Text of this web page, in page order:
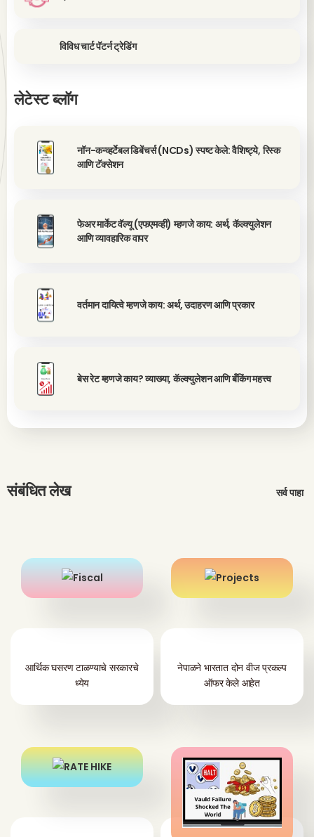
विविध चार्ट पॅटर्न ट्रेडिंग
लेटेस्ट ब्लॉग
नॉन-कन्व्हर्टेबल डिबेंचर्स (NCDs) स्पष्ट केले: वैशिष्ट्ये, रिस्क
आणि टॅक्सेशन
फेअर मार्केट वॅल्यू (एफएमव्ही) म्हणजे काय: अर्थ, कॅल्क्युलेशन
आणि व्यावहारिक वापर
वर्तमान दायित्वे म्हणजे काय: अर्थ, उदाहरण आणि प्रकार
बेस रेट म्हणजे काय? व्याख्या, कॅल्क्युलेशन आणि बँकिंग महत्त्व
संबंधित लेख सर्व पाहा
आर्थिक घसरण टाळण्याचे सरकारचे
ध्येय
नेपाळने भारतात दोन वीज प्रकल्प
ऑफर केले आहेत